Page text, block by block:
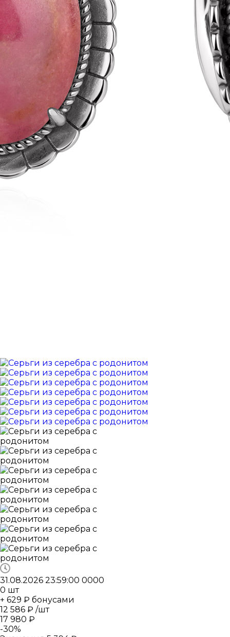
31.08.2026 23:59:00 0000
0 шт
+ 629 ₽ бонусами
12 586 ₽ /шт
17 980 ₽
-30%